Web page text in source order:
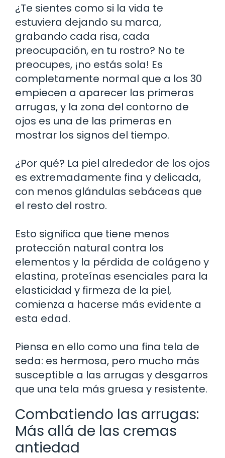
¿Te sientes como si la vida te
estuviera dejando su marca,
grabando cada risa, cada
preocupación, en tu rostro? No te
preocupes, ¡no estás sola! Es
completamente normal que a los 30
empiecen a aparecer las primeras
arrugas, y la zona del contorno de
ojos es una de las primeras en
mostrar los signos del tiempo.
¿Por qué? La piel alrededor de los ojos
es extremadamente fina y delicada,
con menos glándulas sebáceas que
el resto del rostro.
Esto significa que tiene menos
protección natural contra los
elementos y la pérdida de colágeno y
elastina, proteínas esenciales para la
elasticidad y firmeza de la piel,
comienza a hacerse más evidente a
esta edad.
Piensa en ello como una fina tela de
seda: es hermosa, pero mucho más
susceptible a las arrugas y desgarros
que una tela más gruesa y resistente.
Combatiendo las arrugas:
Más allá de las cremas
antiedad